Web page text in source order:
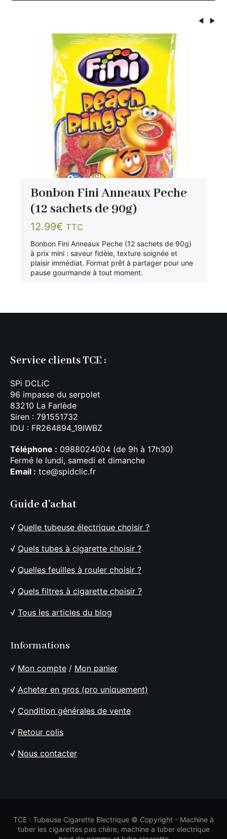
Bonbon Fini Anneaux Peche
(12 sachets de 90g)
12.99€ TTC
Bonbon Fini Anneaux Peche (12 sachets de 90g)
à prix mini : saveur fidèle, texture soignée et
plaisir immédiat. Format prêt à partager pour une
pause gourmande à tout moment.
Service clients TCE :
SPi DCLiC
96 impasse du serpolet
83210 La Farlède
Siren : 791551732
IDU : FR264894_19IWBZ
Téléphone : 0988024004 (de 9h à 17h30)
Fermé le lundi, samedi et dimanche
Email : tce@spidclic.fr
Guide d'achat
√ Quelle tubeuse électrique choisir ?
√ Quels tubes à cigarette choisir ?
√ Quelles feuilles à rouler choisir ?
√ Quels filtres à cigarette choisir ?
√ Tous les articles du blog
Informations
√ Mon compte / Mon panier
√ Acheter en gros (pro uniquement)
√ Condition générales de vente
√ Retour colis
√ Nous contacter
TCE : Tubeuse Cigarette Electrique © Copyright - Machine à
tuber les cigarettes pas chère, machine a tuber electrique